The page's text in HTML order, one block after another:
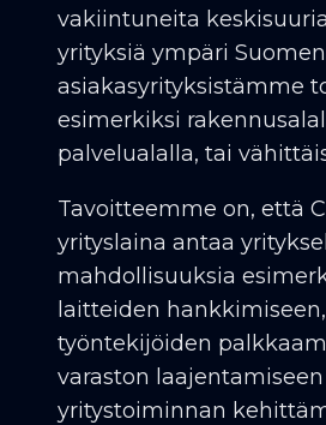
vakiintuneita
yrityksiä ympäri
asiakasyrityksistämme
esimerkiksi
palvelualalla, tai
Tavoitteemme on, että
yrityslaina antaa
mahdollisuuksia
laitteiden hankkimiseen,
työntekijöiden
varaston
yritystoiminnan